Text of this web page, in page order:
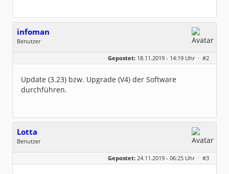
infoman
Benutzer
Dabei seit:
06 / 2008
Gepostet: 18.11.2019 - 14:19 Uhr · #2
Update (3.23) bzw. Upgrade (V4) der Software
durchführen.
Lotta
Benutzer
Geschlecht:
keine Angabe
Dabei seit:
11 / 2019
Gepostet: 24.11.2019 - 06:25 Uhr · #3